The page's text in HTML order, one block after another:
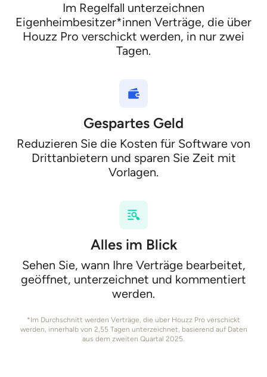
Im Regelfall unterzeichnen
Eigenheimbesitzer*innen Verträge, die über
Houzz Pro verschickt werden, in nur zwei
Tagen.
Gespartes Geld
Reduzieren Sie die Kosten für Software von
Drittanbietern und sparen Sie Zeit mit
Vorlagen.
Alles im Blick
Sehen Sie, wann Ihre Verträge bearbeitet,
geöffnet, unterzeichnet und kommentiert
werden.
*Im Durchschnitt werden Verträge, die über Houzz Pro verschickt
werden, innerhalb von 2,55 Tagen unterzeichnet, basierend auf Daten
aus dem zweiten Quartal 2025.